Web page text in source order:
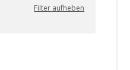
Filter aufheben